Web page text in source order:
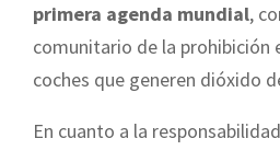
primera agenda mundial,
comunitario de la prohibición
coches que generen dióxido
En cuanto a la